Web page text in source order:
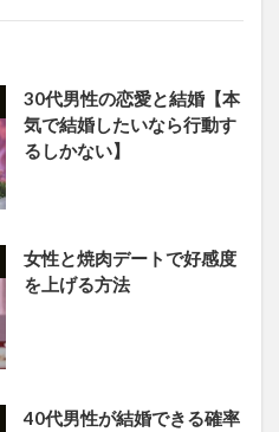
30代男性の恋愛と結婚【本
気で結婚したいなら行動す
るしかない】
女性と焼肉デートで好感度
を上げる方法
40代男性が結婚できる確率